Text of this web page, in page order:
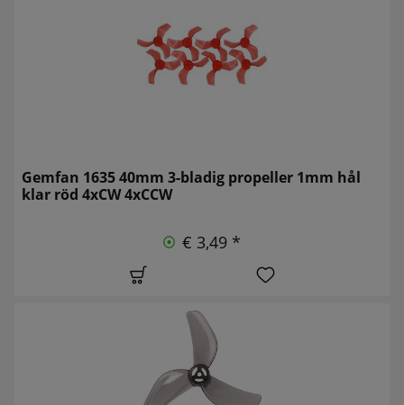
Gemfan 1635 40mm 3-bladig propeller 1mm hål
klar röd 4xCW 4xCCW
€ 3,49 *